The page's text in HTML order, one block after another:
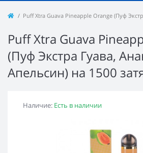
Puff Xtra Guava Pineapple Orange (Пуф
Puff Xtra Guava
(Пуф Экстра Гуава,
Апельсин) на 1500
Наличие: Есть в наличии